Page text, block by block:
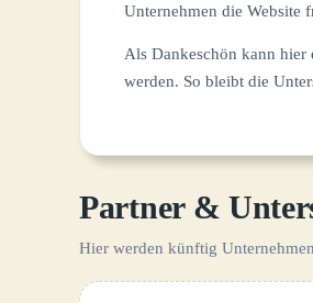
Unternehmen die Website
Als Dankeschön kann
werden. So bleibt die
Partner &
Hier werden künftig